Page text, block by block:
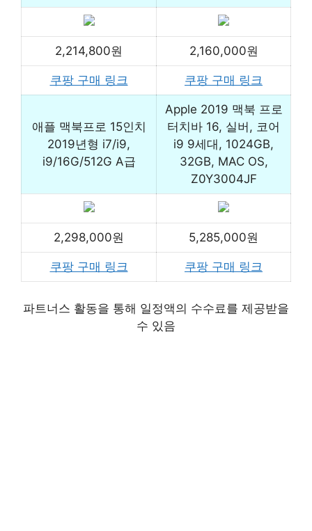
2,214,800원 2,160,000원
쿠팡 구매 링크 쿠팡 구매 링크
애플 맥북프로 15인치
2019년형 i7/i9,
i9/16G/512G A급
Apple 2019 맥북 프로
터치바 16, 실버, 코어
i9 9세대, 1024GB,
32GB, MAC OS,
Z0Y3004JF
2,298,000원 5,285,000원
쿠팡 구매 링크 쿠팡 구매 링크
파트너스 활동을 통해 일정액의 수수료를 제공받을
수 있음